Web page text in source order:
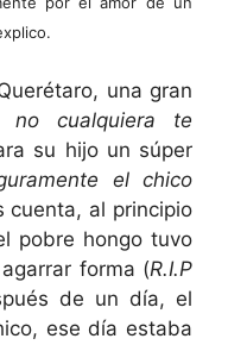
una gran
no cualquiera te
su hijo un súper
el chico
cuenta, al principio
pobre hongo tuvo
forma (R.I.P
de un día, el
ese día estaba